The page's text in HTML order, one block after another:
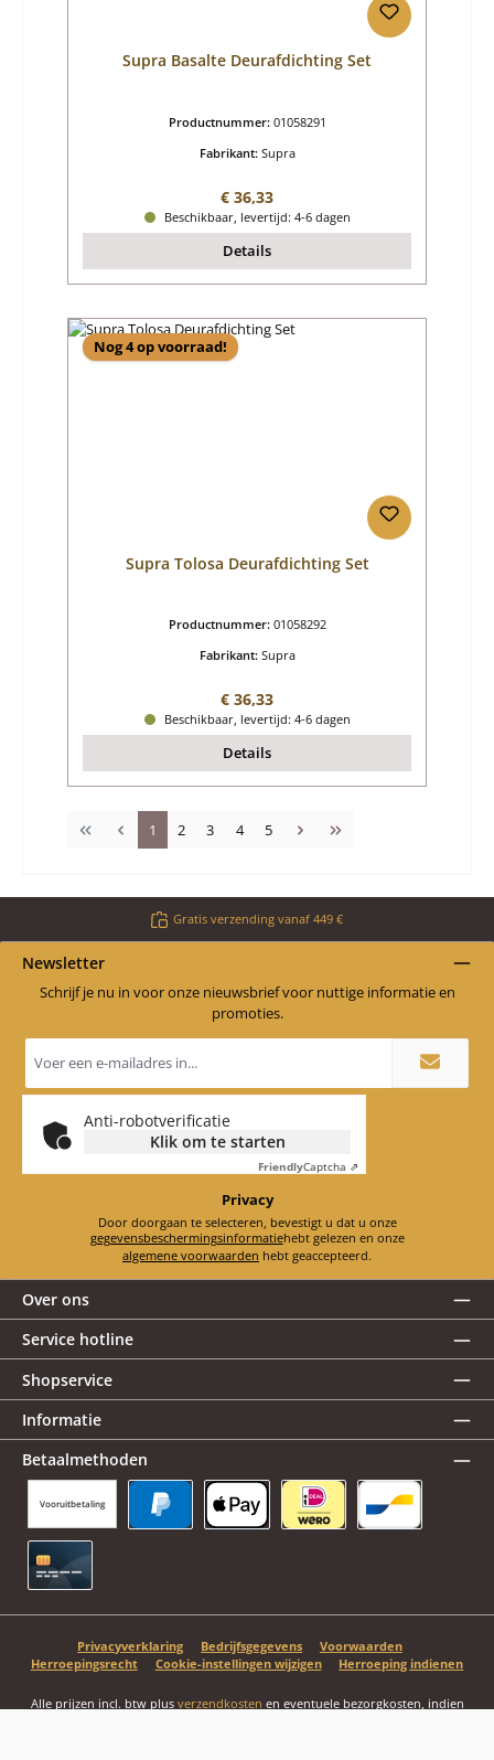
Supra Basalte Deurafdichting Set
Productnummer: 01058291
Fabrikant: Supra
Normale prijs:
€ 36,33
Beschikbaar, levertijd: 4-6 dagen
Details
Nog 4 op voorraad!
Supra Tolosa Deurafdichting Set
Productnummer: 01058292
Fabrikant: Supra
Normale prijs:
€ 36,33
Beschikbaar, levertijd: 4-6 dagen
Details
Pagina
1 Pagina
2 Pagina
3 Pagina
4 Pagina
5
Gratis verzending vanaf 449 €
Newsletter
Schrijf je nu in voor onze nieuwsbrief voor nuttige informatie en
promoties.
E-
mailadres
Anti-robotverificatie
Klik om te starten
FriendlyCaptcha ⇗
Privacy
Door doorgaan te selecteren, bevestigt u dat u onze
gegevensbeschermingsinformatie
hebt gelezen en onze
algemene voorwaarden hebt geaccepteerd.
Over ons
Service hotline
Shopservice
Informatie
Betaalmethoden
Vooruitbetaling
Privacyverklaring Bedrijfsgegevens
Voorwaarden
Herroepingsrecht
Cookie-instellingen wijzigen Herroeping indienen
Alle prijzen incl. btw plus verzendkosten en eventuele bezorgkosten, indien